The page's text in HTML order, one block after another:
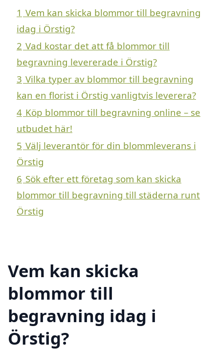
1 Vem kan skicka blommor till begravning
idag i Örstig?
2 Vad kostar det att få blommor till
begravning levererade i Örstig?
3 Vilka typer av blommor till begravning
kan en florist i Örstig vanligtvis leverera?
4 Köp blommor till begravning online – se
utbudet här!
5 Välj leverantör för din blommleverans i
Örstig
6 Sök efter ett företag som kan skicka
blommor till begravning till städerna runt
Örstig
Vem kan skicka
blommor till
begravning idag i
Örstig?